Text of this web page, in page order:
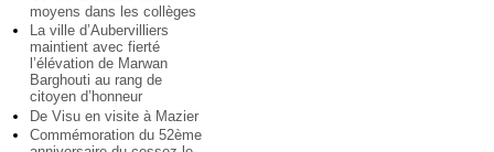
moyens dans les collèges
La ville d’Aubervilliers
maintient avec fierté
l’élévation de Marwan
Barghouti au rang de
citoyen d’honneur
De Visu en visite à Mazier
Commémoration du 52ème